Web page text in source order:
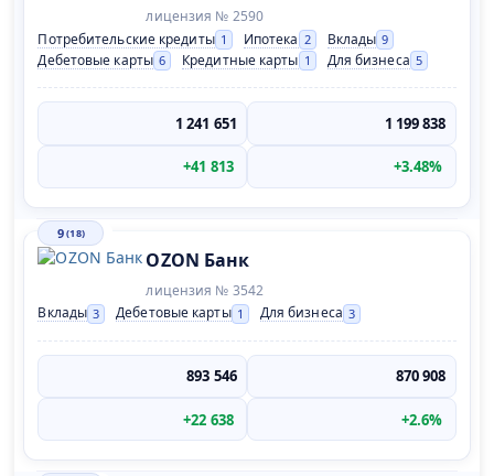
лицензия № 2590
Потребительские кредиты 1 Ипотека 2 Вклады 9
Дебетовые карты 6 Кредитные карты 1 Для бизнеса 5
1 241 651 1 199 838
+41 813 +3.48%
9(18)
OZON Банк
лицензия № 3542
Вклады 3 Дебетовые карты 1 Для бизнеса 3
893 546 870 908
+22 638 +2.6%